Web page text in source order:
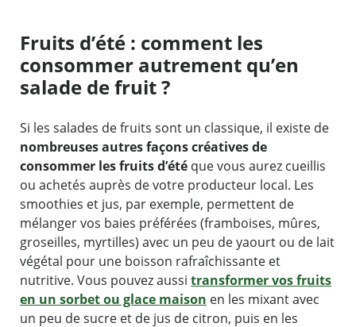
Fruits d’été : comment les
consommer autrement qu’en
salade de fruit ?
Si les salades de fruits sont un classique, il existe de
nombreuses autres façons créatives de
consommer les fruits d’été que vous aurez cueillis
ou achetés auprès de votre producteur local. Les
smoothies et jus, par exemple, permettent de
mélanger vos baies préférées (framboises, mûres,
groseilles, myrtilles) avec un peu de yaourt ou de lait
végétal pour une boisson rafraîchissante et
nutritive. Vous pouvez aussi transformer vos fruits
en un sorbet ou glace maison en les mixant avec
un peu de sucre et de jus de citron, puis en les